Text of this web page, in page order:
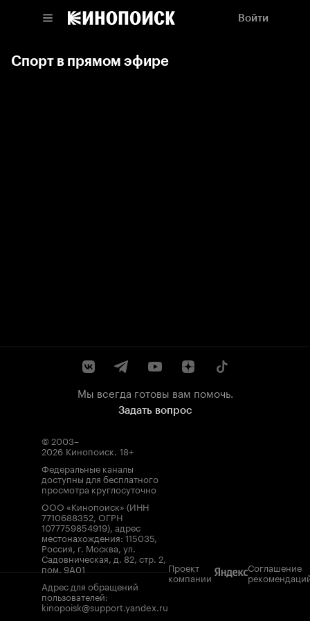
Войти
Спорт в прямом эфире
Мы всегда готовы вам помочь.
Задать вопрос
© 2003–
2026 Кинопоиск. 18+
Федеральные каналы
доступны для бесплатного
просмотра круглосуточно
ООО «Кинопоиск» (ИНН
7710688352, ОГРН
1077759854919), адрес
местонахождения: 115035,
Россия, г. Москва, ул.
Садовническая, д. 82, стр. 2,
пом. 9А01
Адрес для обращений
пользователей:
kinopoisk@support.yandex.ru
Проект
компании
Соглашение